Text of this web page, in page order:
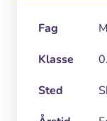
Fag
Klasse
Sted